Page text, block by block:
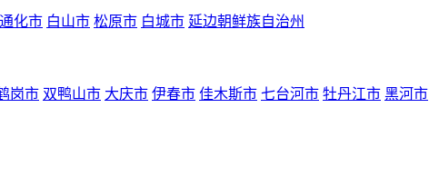
通化市 白山市 松原市 白城市 延边朝鲜族自治州
岗市 双鸭山市 大庆市 伊春市 佳木斯市 七台河市 牡丹江市 黑河市